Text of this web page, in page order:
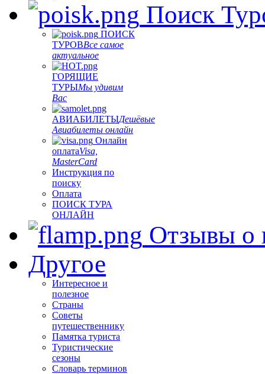
Поиск
ПОИСК
ТУРОВВсе самое
актуальное
ГОРЯЩИЕ
ТУРЫМы удивим
Вас
АВИАБИЛЕТЫДешёвые
Авиабилеты онлайн
Онлайн
оплатаVisa,
MasterCard
Инструкция по
поиску
Оплата
ПОИСК ТУРА
ОНЛАЙН
Отзывы о
Другое
Интересное и
полезное
Страны
Советы
путешественнику
Памятка туриста
Туристические
сезоны
Словарь терминов